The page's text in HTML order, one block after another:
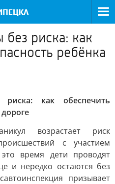
риска: как
ребёнка
как обеспечить
возрастает риск
с участием
время дети проводят
и нередко остаются без
призывает